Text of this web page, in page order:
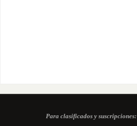
Para clasificados y suscripciones: